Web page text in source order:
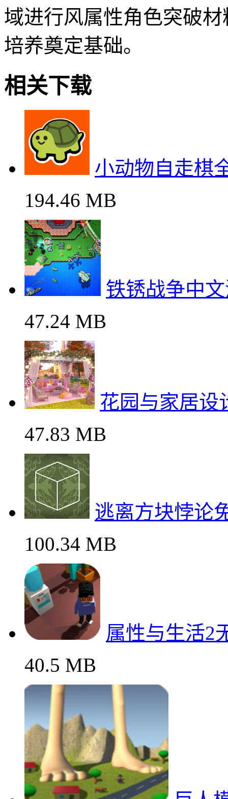
域进行风属性角色突破
培养奠定基础。
相关下载
小动物自走棋
194.46 MB
铁锈战争中
47.24 MB
花园与家居设
47.83 MB
逃离方块悖论
100.34 MB
属性与生活2
40.5 MB